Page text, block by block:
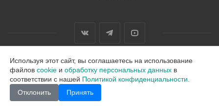
2026 © ООО "РумКлимат"
Используя этот сайт, вы соглашаетесь на использование
файлов cookie и обработку персональных данных в
соответствии с нашей Политикой конфиденциальности.
Отклонить
Принять